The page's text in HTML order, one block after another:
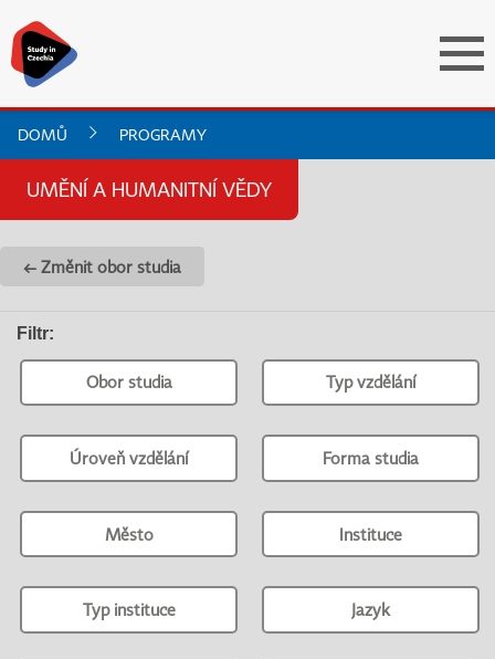
DOMŮ PROGRAMY
UMĚNÍ A HUMANITNÍ VĚDY
← Změnit obor studia
Filtr:
Obor studia Typ vzdělání
Úroveň vzdělání Forma studia
Město Instituce
Typ instituce Jazyk